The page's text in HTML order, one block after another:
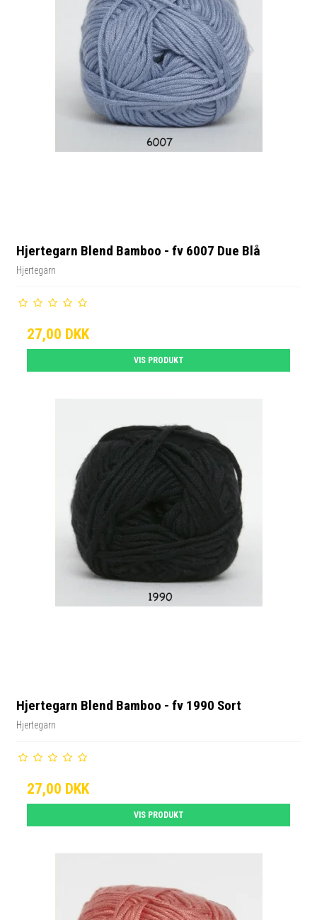
Hjertegarn Blend Bamboo - fv 6007 Due Blå
Hjertegarn
27,00 DKK
VIS PRODUKT
Hjertegarn Blend Bamboo - fv 1990 Sort
Hjertegarn
27,00 DKK
VIS PRODUKT